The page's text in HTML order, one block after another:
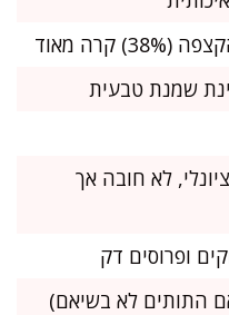
לא חובה אך